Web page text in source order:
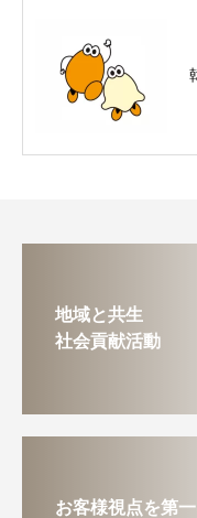
地域と共生
社会貢献活動
お客様視点を第